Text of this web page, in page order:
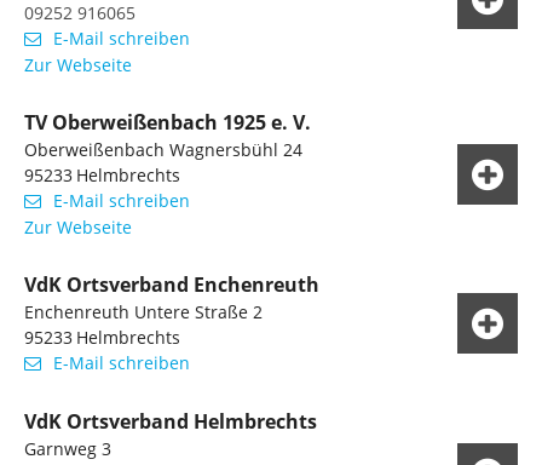
09252 916065
E-Mail schreiben
Zur Webseite
TV Oberweißenbach 1925 e. V.
Oberweißenbach Wagnersbühl 24
95233 Helmbrechts
E-Mail schreiben
Zur Webseite
VdK Ortsverband Enchenreuth
Enchenreuth Untere Straße 2
95233 Helmbrechts
E-Mail schreiben
VdK Ortsverband Helmbrechts
Garnweg 3